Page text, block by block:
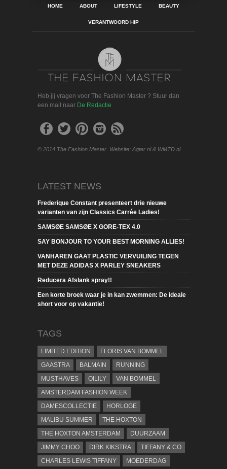
HOME ABOUT LIFESTYLE BEAUTY
VERANTWOORD HIP
Heb jij vragen voor The Fashion Master ? Stuur dan
een mail naar De Redactie
© 2014 The Fashion Master. Website: Agter.nl & WMTD.nl
LATEST NEWS
Frederique Constant presenteert drie nieuwe
varianten van zijn Classics Carrée Ladies!
SAMSØE SAMSØE X GORE-TEX 4.0
SAY BONJOUR TO YOUR BEST MORNING ALLIES!
VANHAREN GAAT PLASTIC VERVUILING TEGEN
MET DEZE ADIDAS X PARLEY SNEAKERS
Reducera Afslank spray!!
Een korte broek waar je in kan zwemmen: De ideale
short voor op vakantie!
TAGS
LIMITED EDITION
FLORIS VAN BOMMEL
GAASTRA
BALMAIN
RUNNING
MUSTHAVES
OILILY
VAN BOMMEL
AMSTERDAM FASHION WEEK
DAMESCOLLECTIE
HORLOGE
MALIBU SUMMER
THE HOXTON
THE HOXTON AMSTERDAM
DUURZAAM
JIMMY CHOO
DIRK KIKSTRA
TIFFANY & CO
CHARLES LEWIS TIFFANY
MOEDERDAG